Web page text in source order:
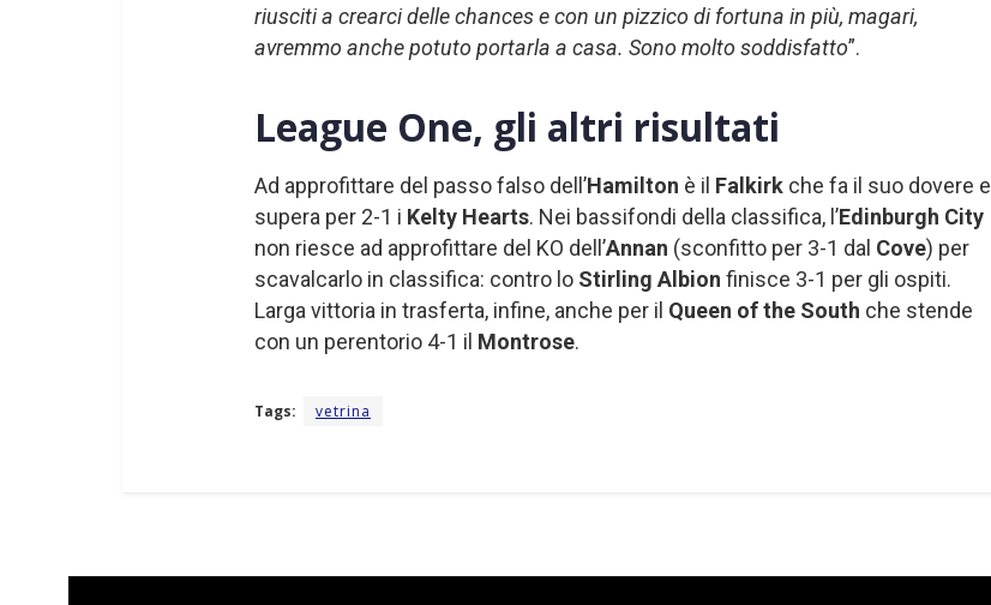
riusciti a crearci delle chances e con un pizzico di fortuna in più, magari,
avremmo anche potuto portarla a casa. Sono molto soddisfatto”.
League One, gli altri risultati
Ad approfittare del passo falso dell’Hamilton è il Falkirk che fa il suo dovere e
supera per 2-1 i Kelty Hearts. Nei bassifondi della classifica, l’Edinburgh City
non riesce ad approfittare del KO dell’Annan (sconfitto per 3-1 dal Cove) per
scavalcarlo in classifica: contro lo Stirling Albion finisce 3-1 per gli ospiti.
Larga vittoria in trasferta, infine, anche per il Queen of the South che stende
con un perentorio 4-1 il Montrose.
Tags: vetrina